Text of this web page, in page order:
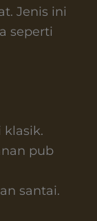
Jenis ini
seperti
klasik.
pub
santai.